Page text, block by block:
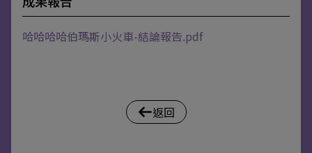
哈哈哈哈伯瑪斯小火車-結論報告.pdf
返回